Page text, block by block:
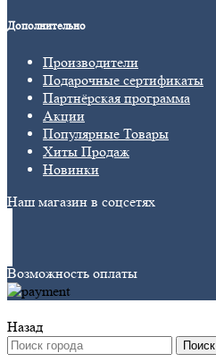
Дополнительно
Производители
Подарочные сертификаты
Партнёрская программа
Акции
Популярные Товары
Хиты Продаж
Новинки
Наш магазин в соцсетях
Возможность оплаты
Назад
Поиск